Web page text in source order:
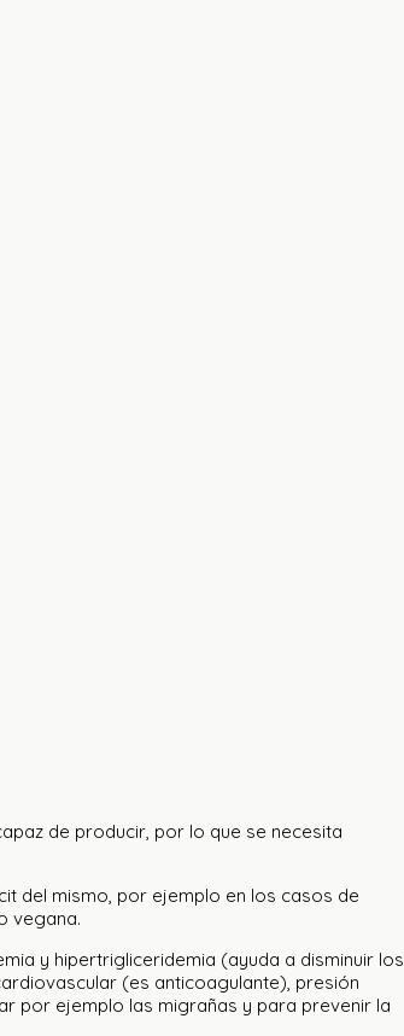
de producir, por lo que se necesita
del mismo, por ejemplo en los casos de
vegana.
y hipertrigliceridemia (ayuda a disminuir los
(es anticoagulante), presión
por ejemplo las migrañas y para prevenir la